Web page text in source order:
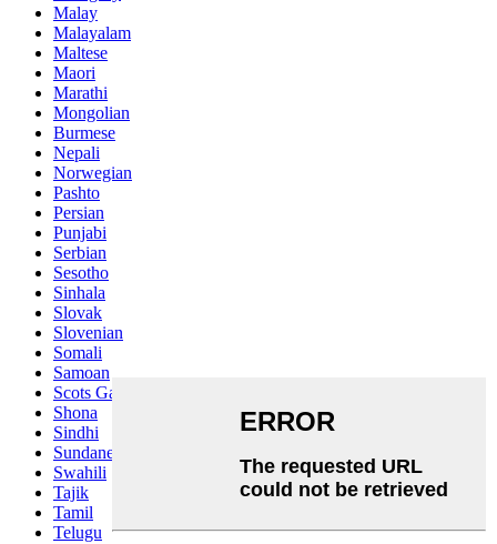
Malay
Malayalam
Maltese
Maori
Marathi
Mongolian
Burmese
Nepali
Norwegian
Pashto
Persian
Punjabi
Serbian
Sesotho
Sinhala
Slovak
Slovenian
Somali
Samoan
Scots Gaelic
Shona
Sindhi
Sundanese
Swahili
Tajik
Tamil
Telugu